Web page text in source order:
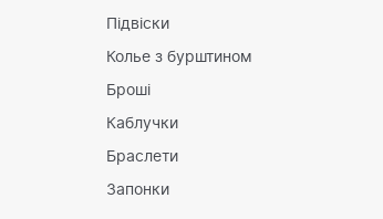
Підвіски
Колье з бурштином
Броші
Каблучки
Браслети
Запонки